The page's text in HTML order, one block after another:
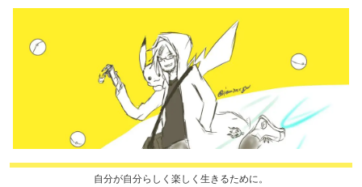
自分が自分らしく楽しく生きるために。